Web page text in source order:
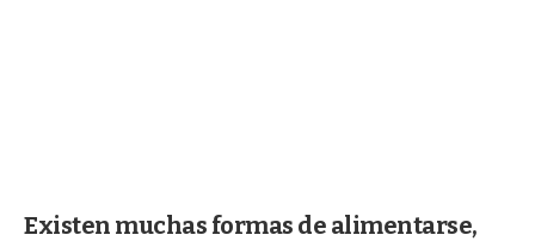
Existen muchas formas de alimentarse,